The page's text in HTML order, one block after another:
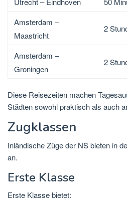
Amsterdam –
Maastricht
2
Amsterdam –
Groningen
2
Diese Reisezeiten machen
Städten sowohl praktisch als auch
Zugklassen
Inländische Züge der NS bieten in
an.
Erste Klasse
Erste Klasse bietet: